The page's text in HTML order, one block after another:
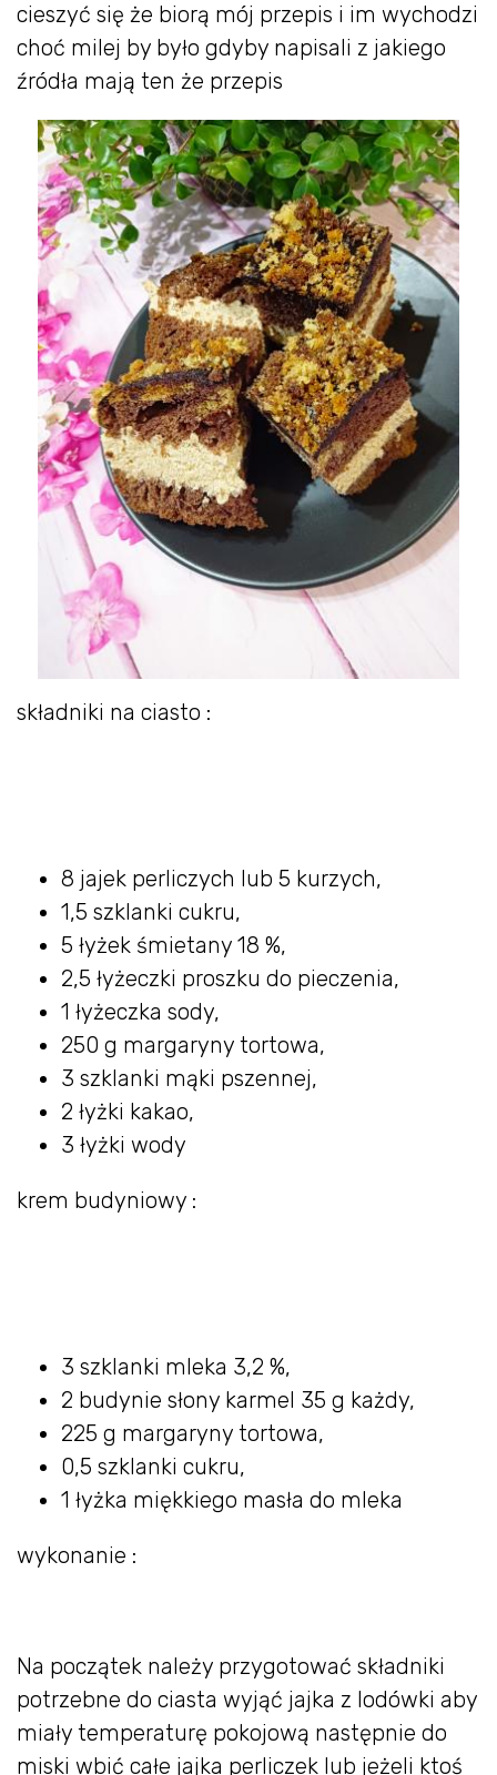
cieszyć się że biorą mój przepis i im wychodzi
choć milej by było gdyby napisali z jakiego
źródła mają ten że przepis
składniki na ciasto :
8 jajek perliczych lub 5 kurzych,
1,5 szklanki cukru,
5 łyżek śmietany 18 %,
2,5 łyżeczki proszku do pieczenia,
1 łyżeczka sody,
250 g margaryny tortowa,
3 szklanki mąki pszennej,
2 łyżki kakao,
3 łyżki wody
krem budyniowy :
3 szklanki mleka 3,2 %,
2 budynie słony karmel 35 g każdy,
225 g margaryny tortowa,
0,5 szklanki cukru,
1 łyżka miękkiego masła do mleka
wykonanie :
Na początek należy przygotować składniki
potrzebne do ciasta wyjąć jajka z lodówki aby
miały temperaturę pokojową następnie do
miski wbić całe jajka perliczek lub jeżeli ktoś